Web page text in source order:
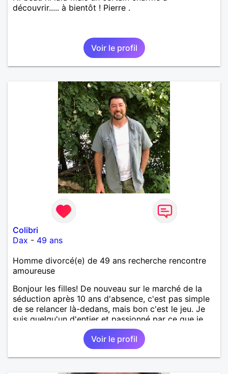
découvrir..... à bientôt ! Pierre .
Voir le profil
Colibri
Dax - 49 ans
Homme divorcé(e) de 49 ans recherche rencontre
amoureuse
Bonjour les filles! De nouveau sur le marché de la
séduction après 10 ans d'absence, c'est pas simple
de se relancer là-dedans, mais bon c'est le jeu. Je
suis quelqu'un d'entier et passionné par ce que je
fais. Je suis propriétaire d'une belle ferme
pédagogique avec plein d'animaux. Vous l'avez
compris, ma passion, c'est la nature en général, les
animaux, les arbres, le jardinage, la créativité, le
Voir le profil